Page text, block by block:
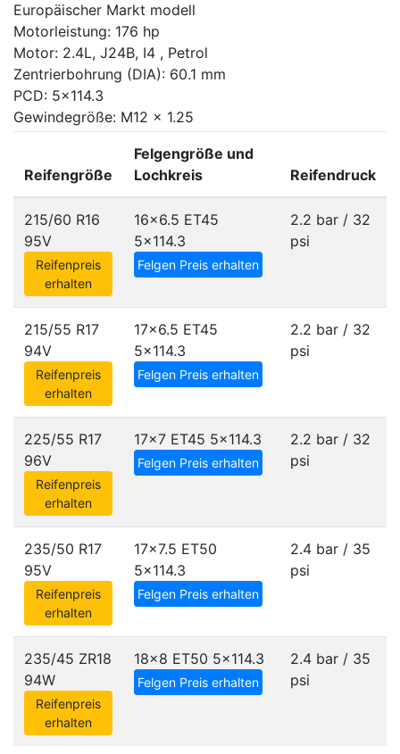
Europäischer Markt modell
Motorleistung: 176 hp
Motor: 2.4L, J24B, I4 , Petrol
Zentrierbohrung (DIA): 60.1 mm
PCD: 5x114.3
Gewindegröße: M12 x 1.25
Reifengröße
Felgengröße und
Lochkreis
Reifendruck
215/60 R16
95V
Reifenpreis
erhalten
16x6.5 ET45
5x114.3
Felgen Preis erhalten
2.2 bar / 32
psi
215/55 R17
94V
Reifenpreis
erhalten
17x6.5 ET45
5x114.3
Felgen Preis erhalten
2.2 bar / 32
psi
225/55 R17
96V
Reifenpreis
erhalten
17x7 ET45 5x114.3
Felgen Preis erhalten
2.2 bar / 32
psi
235/50 R17
95V
Reifenpreis
erhalten
17x7.5 ET50
5x114.3
Felgen Preis erhalten
2.4 bar / 35
psi
235/45 ZR18
94W
Reifenpreis
erhalten
18x8 ET50 5x114.3
Felgen Preis erhalten
2.4 bar / 35
psi